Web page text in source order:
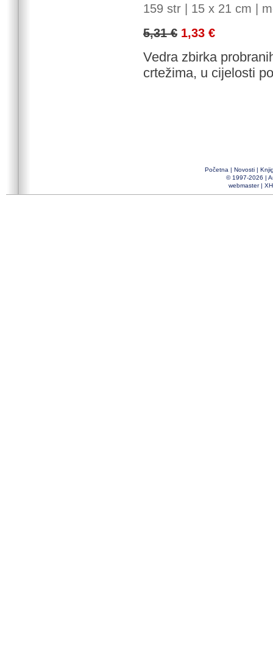
159 str | 15 x 21 cm |
5,31 € 1,33 €
Vedra zbirka
crtežima, u cijelosti
Početna | Novosti |
© 1997-2026 |
webmaster|